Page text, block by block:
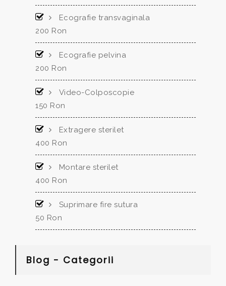
Ecografie transvaginala
200 Ron
Ecografie pelvina
200 Ron
Video-Colposcopie
150 Ron
Extragere sterilet
400 Ron
Montare sterilet
400 Ron
Suprimare fire sutura
50 Ron
Blog - Categorii